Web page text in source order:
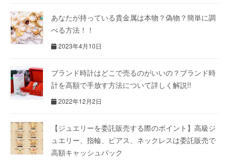
あなたが持っている貴金属は本物？偽物？簡単に調
べる方法！！
2023年4月10日
ブランド時計はどこで売るのがいいの？ブランド時
計を高額で手放す方法について詳しく解説!!
2022年12月2日
【ジュエリーを委託販売する際のポイント】高級ジ
ュエリー、指輪、ピアス、ネックレスは委託販売で
高額キャッシュバック